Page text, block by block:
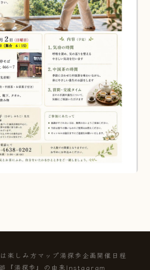
楽しみ方 マップ湯探歩企画 開催日程
『湯探歩』の由来Instagram